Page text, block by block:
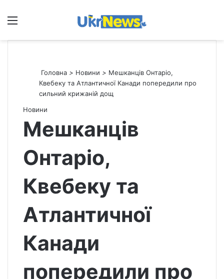
Меню
Головна > Новини > Мешканців Онтаріо,
Квебеку та Атлантичної Канади попередили про
сильний крижаній дощ
Новини
Мешканців
Онтаріо,
Квебеку та
Атлантичної
Канади
попередили про